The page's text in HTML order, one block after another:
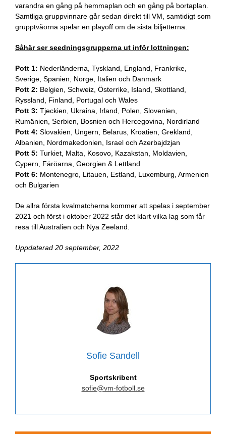
varandra en gång på hemmaplan och en gång på bortaplan.
Samtliga gruppvinnare går sedan direkt till VM, samtidigt som
grupptvåorna spelar en playoff om de sista biljetterna.
Såhär ser seedningsgrupperna ut inför lottningen:
Pott 1: Nederländerna, Tyskland, England, Frankrike,
Sverige, Spanien, Norge, Italien och Danmark
Pott 2: Belgien, Schweiz, Österrike, Island, Skottland,
Ryssland, Finland, Portugal och Wales
Pott 3: Tjeckien, Ukraina, Irland, Polen, Slovenien,
Rumänien, Serbien, Bosnien och Hercegovina, Nordirland
Pott 4: Slovakien, Ungern, Belarus, Kroatien, Grekland,
Albanien, Nordmakedonien, Israel och Azerbajdzjan
Pott 5: Turkiet, Malta, Kosovo, Kazakstan, Moldavien,
Cypern, Färöarna, Georgien & Lettland
Pott 6: Montenegro, Litauen, Estland, Luxemburg, Armenien
och Bulgarien
De allra första kvalmatcherna kommer att spelas i september
2021 och först i oktober 2022 står det klart vilka lag som får
resa till Australien och Nya Zeeland.
Uppdaterad 20 september, 2022
Sofie Sandell
Sportskribent
sofie@vm-fotboll.se